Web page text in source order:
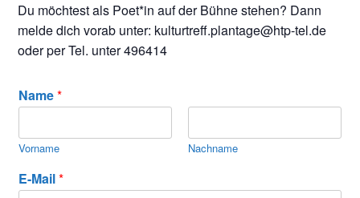
Du möchtest als Poet*in auf der Bühne stehen? Dann
melde dich vorab unter: kulturtreff.plantage@htp-tel.de
oder per Tel. unter 496414
Name*
Vorname Nachname
E-Mail*